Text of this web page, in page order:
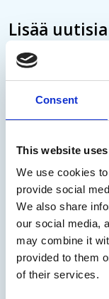
Consent
This website
We use cookies
provide social
We also share
our social media,
may combine it
provided to them
of their services.
Lisää uutisia
aloittaa
Anne Jansson
14.9.2026 ja
viimeksi
27.07.2026/